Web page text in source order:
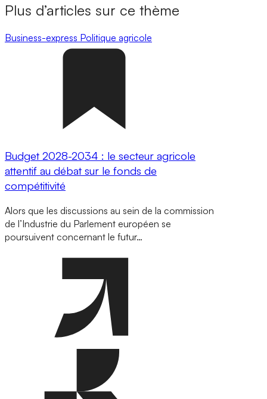
Plus d’articles sur ce thème
Business-express Politique agricole
Budget 2028-2034 : le secteur agricole
attentif au débat sur le fonds de
compétitivité
Alors que les discussions au sein de la commission
de l’Industrie du Parlement européen se
poursuivent concernant le futur…